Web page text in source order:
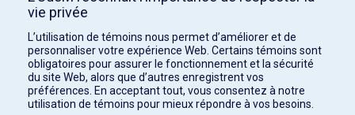
vie privée
L’utilisation de témoins nous permet d’améliorer et de
personnaliser votre expérience Web. Certains témoins sont
obligatoires pour assurer le fonctionnement et la sécurité
du site Web, alors que d’autres enregistrent vos
préférences. En acceptant tout, vous consentez à notre
utilisation de témoins pour mieux répondre à vos besoins.